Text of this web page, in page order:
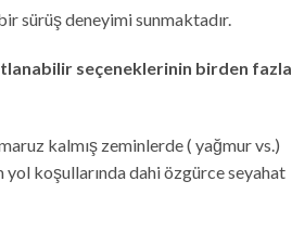
sürüş deneyimi sunmaktadır.
seçeneklerinin birden fazla
kalmış zeminlerde ( yağmur vs.)
yol koşullarında dahi özgürce seyahat